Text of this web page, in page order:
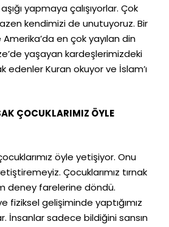
yapmaya çalışıyorlar. Çok
kendimizi de unutuyoruz. Bir
en çok yayılan din
yaşayan kardeşlerimizdeki
edenler Kuran okuyor ve İslam’ı
ÇOCUKLARIMIZ ÖYLE
öyle yetişiyor. Onu
Çocuklarımız tırnak
deney farelerine döndü.
fiziksel gelişiminde yaptığımız
İnsanlar sadece bildiğini sansın